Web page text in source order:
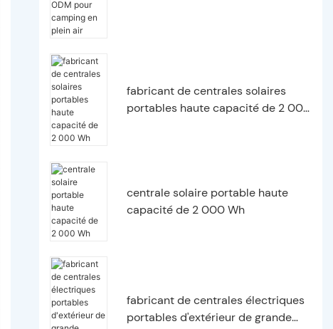
fabricant de centrales solaires
portables haute capacité de 2 000
centrale solaire portable haute
capacité de 2 000 Wh
fabricant de centrales électriques
portables d'extérieur de grande